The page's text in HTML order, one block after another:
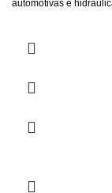
automotivas e